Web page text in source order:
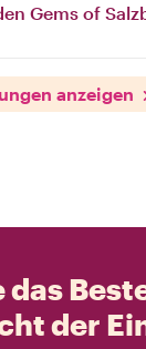
Gems of
anzeigen
das
der